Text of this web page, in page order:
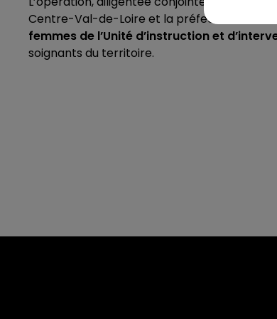
Centre-Val-de-Loire et la préfecture d’Eure-
femmes de l’Unité d’instruction et
soignants du territoire.